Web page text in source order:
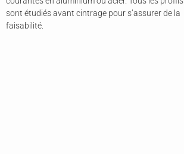
sont étudiés avant cintrage pour s’assurer de la
faisabilité.